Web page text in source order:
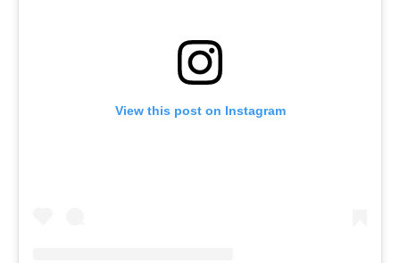
View this post on Instagram